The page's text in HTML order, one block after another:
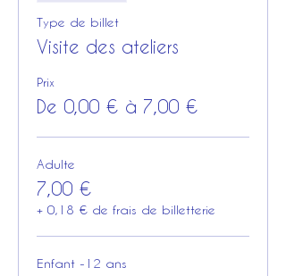
Type de billet
Visite des ateliers
Prix
De 0,00 € à 7,00 €
Adulte
7,00 €
+ 0,18 € de frais de billetterie
Enfant -12 ans